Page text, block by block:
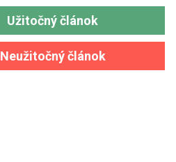
Užitočný článok
Neužitočný článok